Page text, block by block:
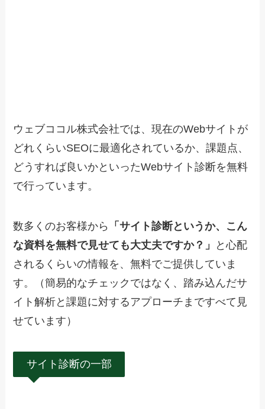
ウェブココル株式会社では、現在のWebサイトが
どれくらいSEOに最適化されているか、課題点、
どうすれば良いかといったWebサイト診断を無料
で行っています。
数多くのお客様から
「サイト診断というか、こん
な資料を無料で見せても大丈夫ですか？」
と心配
されるくらいの情報を、無料でご提供していま
す。（簡易的なチェックではなく、踏み込んだサ
イト解析と課題に対するアプローチまですべて見
せています）
サイト診断の一部